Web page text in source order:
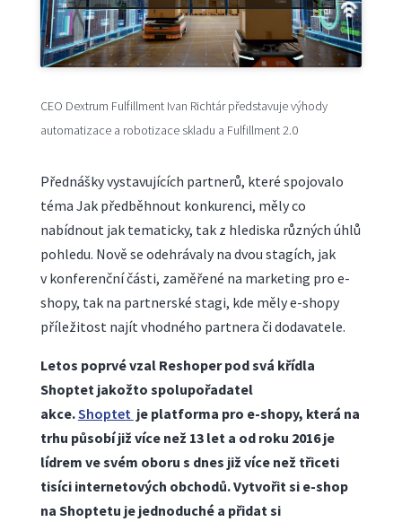
CEO Dextrum Fulfillment Ivan Richtár představuje výhody
automatizace a robotizace skladu a Fulfillment 2.0
Přednášky vystavujících partnerů, které spojovalo
téma Jak předběhnout konkurenci, měly co
nabídnout jak tematicky, tak z hlediska různých úhlů
pohledu. Nově se odehrávaly na dvou stagích, jak
v konferenční části, zaměřené na marketing pro e-
shopy, tak na partnerské stagi, kde měly e-shopy
příležitost najít vhodného partnera či dodavatele.
Letos poprvé vzal Reshoper pod svá křídla
Shoptet jakožto spolupořadatel
akce.Shoptet je platforma pro e-shopy, která na
trhu působí již více než 13 let a od roku 2016 je
lídrem ve svém oboru s dnes již více než třiceti
tisíci internetových obchodů. Vytvořit si e-shop
na Shoptetu je jednoduché a přidat si